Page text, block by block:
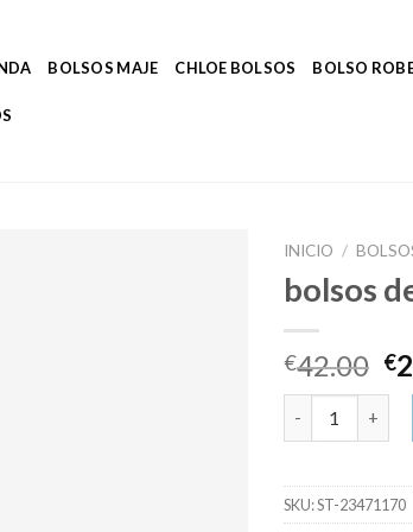
BOLSOS MAJE CHLOE BOLSOS BOLSO
INICIO /
bolsos
€42.00 €
bolsos de lujo
SKU:ST-23471170